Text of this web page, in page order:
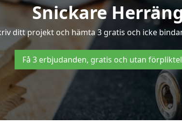
Snickare Herräng
ditt projekt och hämta 3 gratis och icke
Få 3 erbjudanden, gratis och utan